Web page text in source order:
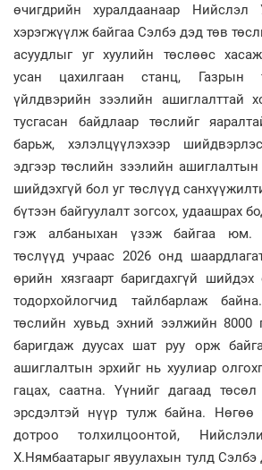
өчигдрийн хуралдаанаар Нийслэл
хэрэгжүүлж байгаа Сэлбэ дэд төв
асуудлыг уг хуулийн төслөөс
усан цахилгаан станц, Газрын
үйлдвэрийн зээлийн ашиглалттай
тусгасан байдлаар төслийг
барьж, хэлэлцүүлэхээр
эдгээр төслийн зээлийн ашиглалтын
шийдэхгүй бол уг төслүүд
бүтээн байгуулалт зогсох, удаашрах
гэж албаныхан үзэж байгаа юм.
төслүүд учраас 2026 онд
өрийн хязгаарт баригдахгүй
тодорхойлогчид тайлбарлаж
төслийн хувьд эхний ээлжийн 8000
баригдаж дуусах шат руу орж
ашиглалтын эрхийг нь хуулиар
гацах, саатна. Үүнийг дагаад
эрсдэлтэй нүүр тулж байна. Нөгөө
дотроо толхилцоонтой,
Х.Нямбаатарыг явуулахын тулд Сэлбэ